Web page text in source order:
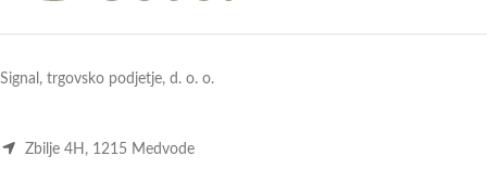
Signal, trgovsko podjetje, d. o. o.
Zbilje 4H, 1215 Medvode